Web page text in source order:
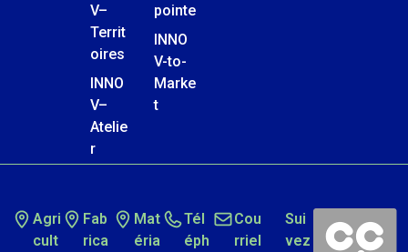
V–
Territ
oires
INNO
V–
Atelie
r
pointe
INNO
V-to-
Marke
t
Agri
cult
Fab
rica
Mat
éria
Tél
éph
Cou
rriel
Sui
vez